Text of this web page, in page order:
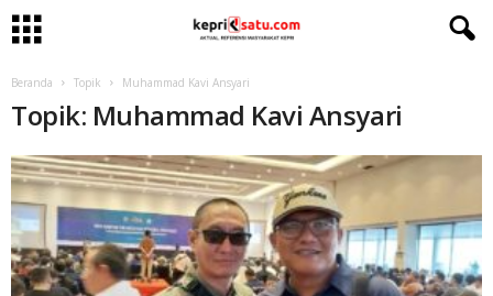
Beranda Topik Muhammad Kavi Ansyari
Topik: Muhammad Kavi Ansyari